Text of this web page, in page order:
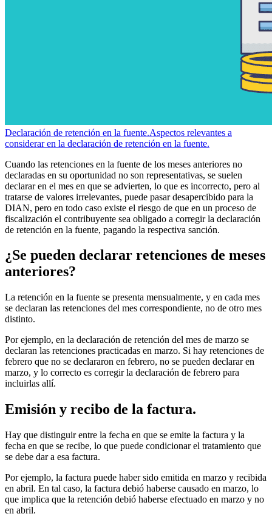
Declaración de retención en la fuente.Aspectos relevantes a
considerar en la declaración de retención en la fuente.
Cuando las retenciones en la fuente de los meses anteriores no
declaradas en su oportunidad no son representativas, se suelen
declarar en el mes en que se advierten, lo que es incorrecto, pero al
tratarse de valores irrelevantes, puede pasar desapercibido para la
DIAN, pero en todo caso existe el riesgo de que en un proceso de
fiscalización el contribuyente sea obligado a corregir la declaración
de retención en la fuente, pagando la respectiva sanción.
¿Se pueden declarar retenciones de meses
anteriores?
La retención en la fuente se presenta mensualmente, y en cada mes
se declaran las retenciones del mes correspondiente, no de otro mes
distinto.
Por ejemplo, en la declaración de retención del mes de marzo se
declaran las retenciones practicadas en marzo. Si hay retenciones de
febrero que no se declararon en febrero, no se pueden declarar en
marzo, y lo correcto es corregir la declaración de febrero para
incluirlas allí.
Emisión y recibo de la factura.
Hay que distinguir entre la fecha en que se emite la factura y la
fecha en que se recibe, lo que puede condicionar el tratamiento que
se debe dar a esa factura.
Por ejemplo, la factura puede haber sido emitida en marzo y recibida
en abril. En tal caso, la factura debió haberse causado en marzo, lo
que implica que la retención debió haberse efectuado en marzo y no
en abril.